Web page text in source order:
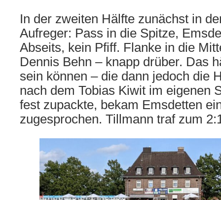
In der zweiten Hälfte zunächst in
Aufreger: Pass in die Spitze,
Abseits, kein Pfiff. Flanke in die
Dennis Behn – knapp drüber. Das
sein können – die dann jedoch die
nach dem Tobias Kiwit im eigenen
fest zupackte, bekam Emsdetten
zugesprochen. Tillmann traf zum